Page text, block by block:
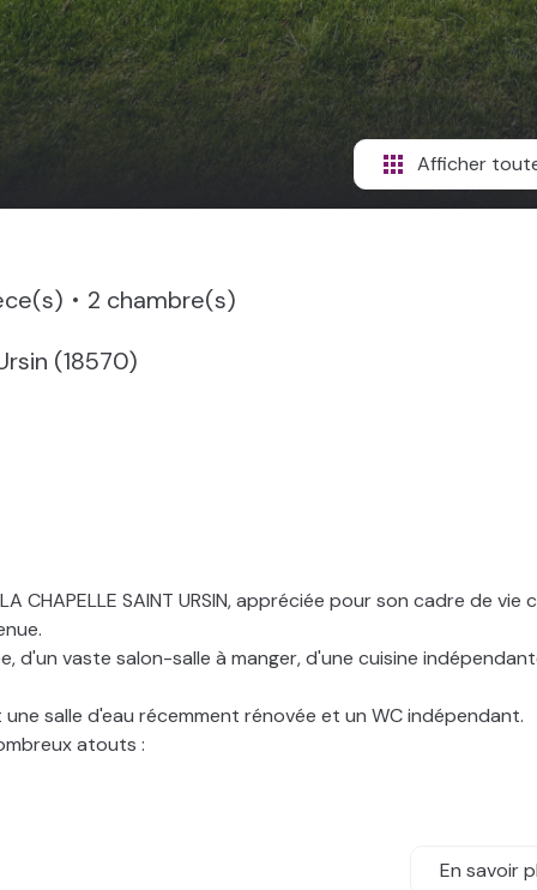
Afficher
2 chambre(s)
(18570)
CHAPELLE SAINT URSIN, appréciée pour son cadre de
d'un vaste salon-salle à manger, d'une cuisine
salle d'eau récemment rénovée et un WC indépendant.
atouts :
permettant de multiples usage (bureau, rangement,
En savoir